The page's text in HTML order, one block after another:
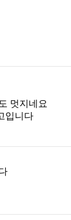
멋지네요
입니다